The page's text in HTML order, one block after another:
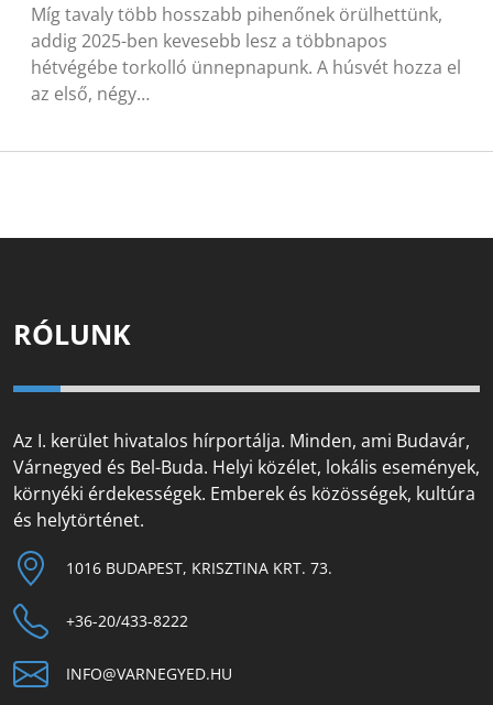
Míg tavaly több hosszabb pihenőnek örülhettünk,
addig 2025-ben kevesebb lesz a többnapos
hétvégébe torkolló ünnepnapunk. A húsvét hozza el
az első, négy…
RÓLUNK
Az I. kerület hivatalos hírportálja. Minden, ami Budavár,
Várnegyed és Bel-Buda. Helyi közélet, lokális események,
környéki érdekességek. Emberek és közösségek, kultúra
és helytörténet.
1016 BUDAPEST, KRISZTINA KRT. 73.
+36-20/433-8222
INFO@VARNEGYED.HU